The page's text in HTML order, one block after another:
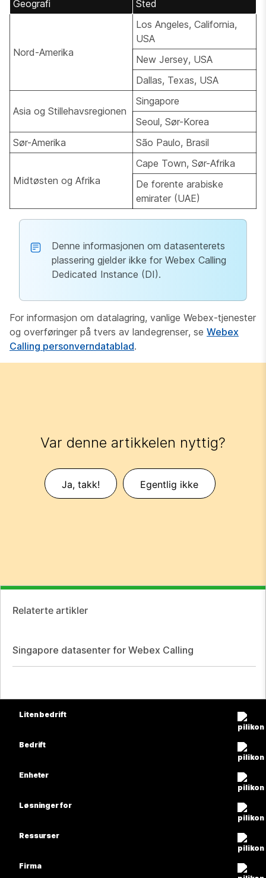
Geografi
Sted
Nord-Amerika
Los Angeles, California,
USA
New Jersey, USA
Dallas, Texas, USA
Asia og Stillehavsregionen
Singapore
Seoul, Sør-Korea
Sør-Amerika
São Paulo, Brasil
Midtøsten og Afrika
Cape Town, Sør-Afrika
De forente arabiske
emirater (UAE)
Denne informasjonen om datasenterets
plassering gjelder ikke for Webex Calling
Dedicated Instance (DI).
For informasjon om datalagring, vanlige Webex-tjenester
og overføringer på tvers av landegrenser, se Webex
Calling personverndatablad.
Var denne artikkelen nyttig?
Ja, takk! Egentlig ikke
Relaterte artikler
Singapore datasenter for Webex Calling
Liten bedrift
Bedrift
Enheter
Løsninger for
Ressurser
Firma